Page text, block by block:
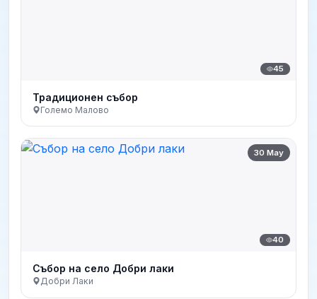
45
Традиционен събор
Големо Малово
30 May
40
Събор на село Добри лаки
Добри Лаки